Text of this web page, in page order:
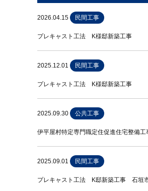
2026.04.15 民間工事
プレキャスト工法 K様邸新築工事
2025.12.01 民間工事
プレキャスト工法 K様邸新築工事
2025.09.30 公共工事
伊平屋村特定専門職定住促進住宅整備工
2025.09.01 民間工事
プレキャスト工法 K邸新築工事 石垣